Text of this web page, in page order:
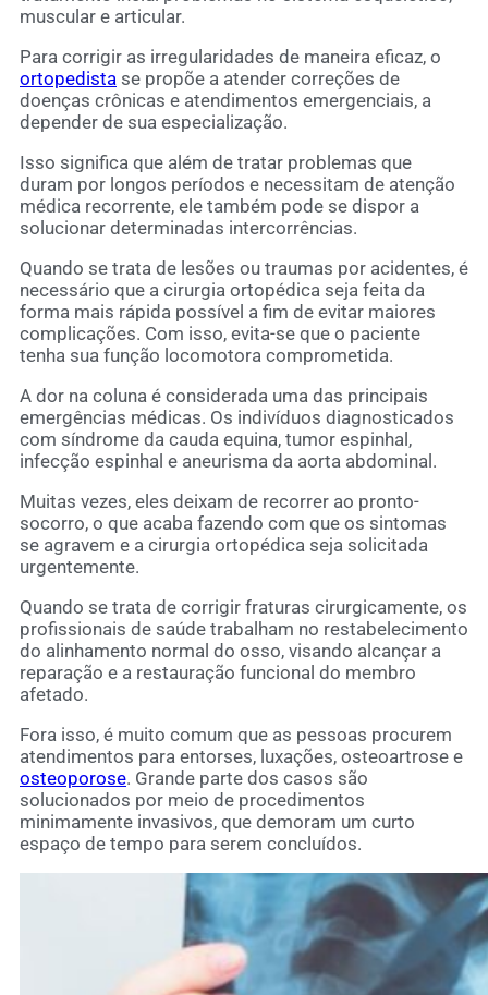
muscular e articular.
Para corrigir as irregularidades de maneira eficaz, o
ortopedista se propõe a atender correções de
doenças crônicas e atendimentos emergenciais, a
depender de sua especialização.
Isso significa que além de tratar problemas que
duram por longos períodos e necessitam de atenção
médica recorrente, ele também pode se dispor a
solucionar determinadas intercorrências.
Quando se trata de lesões ou traumas por acidentes, é
necessário que a cirurgia ortopédica seja feita da
forma mais rápida possível a fim de evitar maiores
complicações. Com isso, evita-se que o paciente
tenha sua função locomotora comprometida.
A dor na coluna é considerada uma das principais
emergências médicas. Os indivíduos diagnosticados
com síndrome da cauda equina, tumor espinhal,
infecção espinhal e aneurisma da aorta abdominal.
Muitas vezes, eles deixam de recorrer ao pronto-
socorro, o que acaba fazendo com que os sintomas
se agravem e a cirurgia ortopédica seja solicitada
urgentemente.
Quando se trata de corrigir fraturas cirurgicamente, os
profissionais de saúde trabalham no restabelecimento
do alinhamento normal do osso, visando alcançar a
reparação e a restauração funcional do membro
afetado.
Fora isso, é muito comum que as pessoas procurem
atendimentos para entorses, luxações, osteoartrose e
osteoporose. Grande parte dos casos são
solucionados por meio de procedimentos
minimamente invasivos, que demoram um curto
espaço de tempo para serem concluídos.